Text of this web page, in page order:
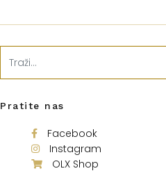
Pratite nas
Facebook
Instagram
OLX Shop